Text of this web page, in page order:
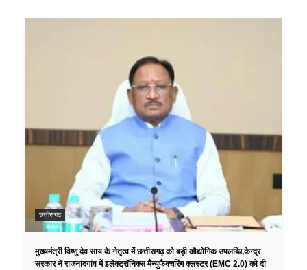
छत्तीसगढ़
मुख्यमंत्री विष्णु देव साय के नेतृत्व में छत्तीसगढ़ को बड़ी औद्योगिक उपलब्धि,केन्द्र
सरकार ने राजनांदगांव में इलेक्ट्रॉनिक्स मैन्युफैक्चरिंग क्लस्टर (EMC 2.0) को दी